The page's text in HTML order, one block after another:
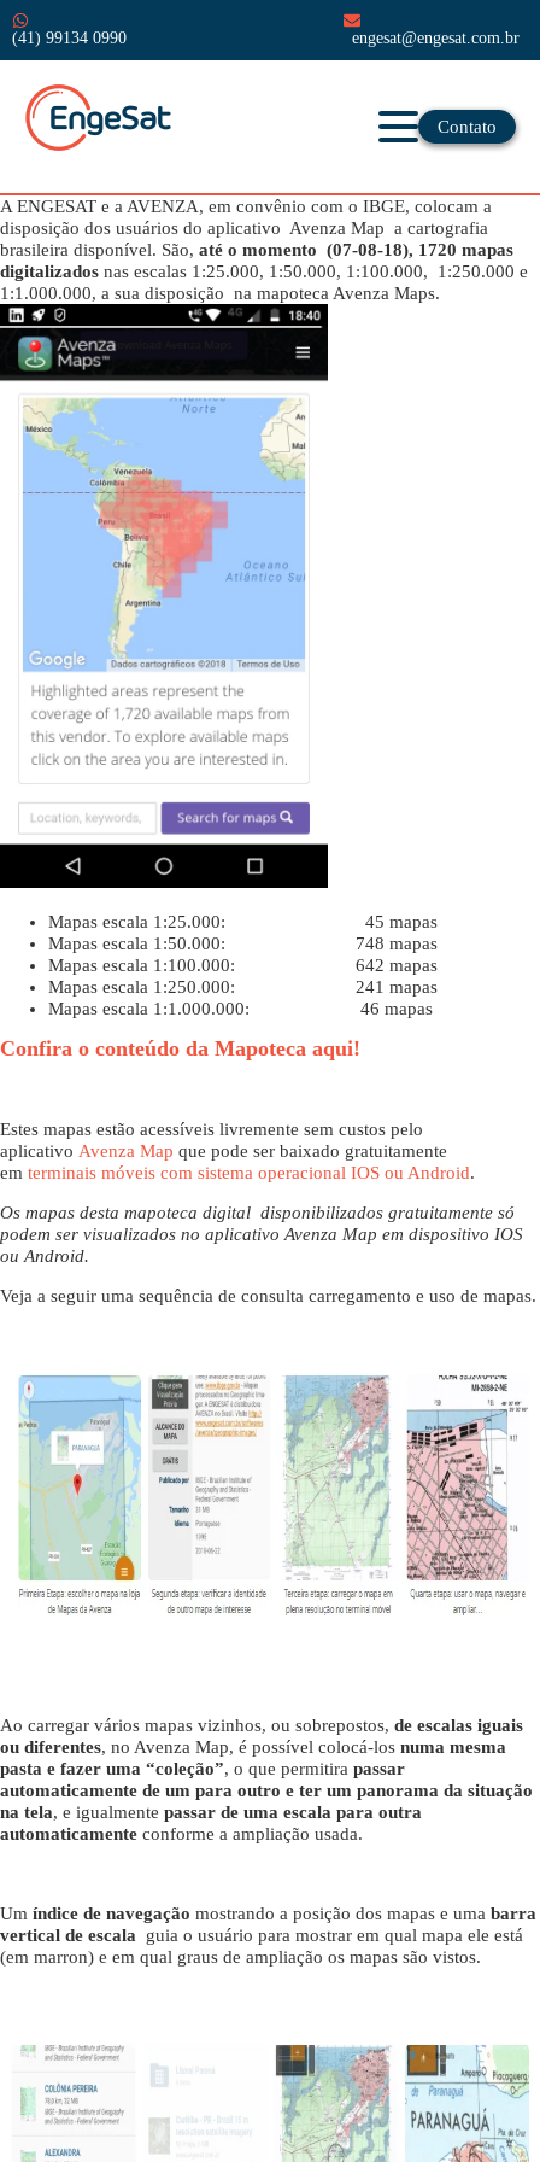
(41) 99134 0990 engesat@engesat.com.br
Contato
A ENGESAT e a AVENZA, em convênio com o IBGE, colocam a
disposição dos usuários do aplicativo Avenza Map a cartografia
brasileira disponível. São, até o momento (07-08-18), 1720 mapas
digitalizados nas escalas 1:25.000, 1:50.000, 1:100.000, 1:250.000 e
1:1.000.000, a sua disposição na mapoteca Avenza Maps.
Mapas escala 1:25.000: 45 mapas
Mapas escala 1:50.000: 748 mapas
Mapas escala 1:100.000: 642 mapas
Mapas escala 1:250.000: 241 mapas
Mapas escala 1:1.000.000: 46 mapas
Confira o conteúdo da Mapoteca aqui!
Estes mapas estão acessíveis livremente sem custos pelo
aplicativo Avenza Map que pode ser baixado gratuitamente
em terminais móveis com sistema operacional IOS ou Android.
Os mapas desta mapoteca digital disponibilizados gratuitamente só
podem ser visualizados no aplicativo Avenza Map em dispositivo IOS
ou Android.
Veja a seguir uma sequência de consulta carregamento e uso de mapas.
Ao carregar vários mapas vizinhos, ou sobrepostos, de escalas iguais
ou diferentes, no Avenza Map, é possível colocá-los numa mesma
pasta e fazer uma “coleção”, o que permitira passar
automaticamente de um para outro e ter um panorama da situação
na tela, e igualmente passar de uma escala para outra
automaticamente conforme a ampliação usada.
Um índice de navegação mostrando a posição dos mapas e uma barra
vertical de escala guia o usuário para mostrar em qual mapa ele está
(em marron) e em qual graus de ampliação os mapas são vistos.